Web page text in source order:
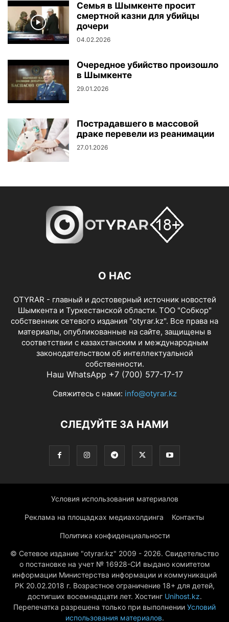
Семья в Шымкенте просит
смертной казни для убийцы
дочери
04.02.2026
Очередное убийство произошло
в Шымкенте
29.01.2026
Пострадавшего в массовой
драке перевели из реанимации
27.01.2026
О НАС
OTYRAR - главный и достоверный источник новостей
Шымкента и Туркестанской области. ТОО "Собкор"
собственник сетевого издания "otyrar.kz". Все права на
материалы, опубликованные на сайте, защищены в
соответствии с казахстанским и международным
законодательством об интеллектуальной
собственности.
Наш WhatsApp +7 (700) 577-17-17
Свяжитесь с нами: info@otyrar.kz
СЛЕДУЙТЕ ЗА НАМИ
Условия использования материалов
Реклама на площадках медиахолдинга Контакты
Политика конфиденциальности
© Сетевое издание "otyrar.kz" 2009 - 2026. Свидетельство
о постановке на учет № 16928-СИ выдано комитетом
информации Министерства информации и коммуникаций
РК 20.02.2018 г. Возрастное ограничение 18+ для детей,
достигших восемнадцати лет. Хостинг Unihost.kz.
Перепечатка разрешена только при выполнении Условий
использования материалов.